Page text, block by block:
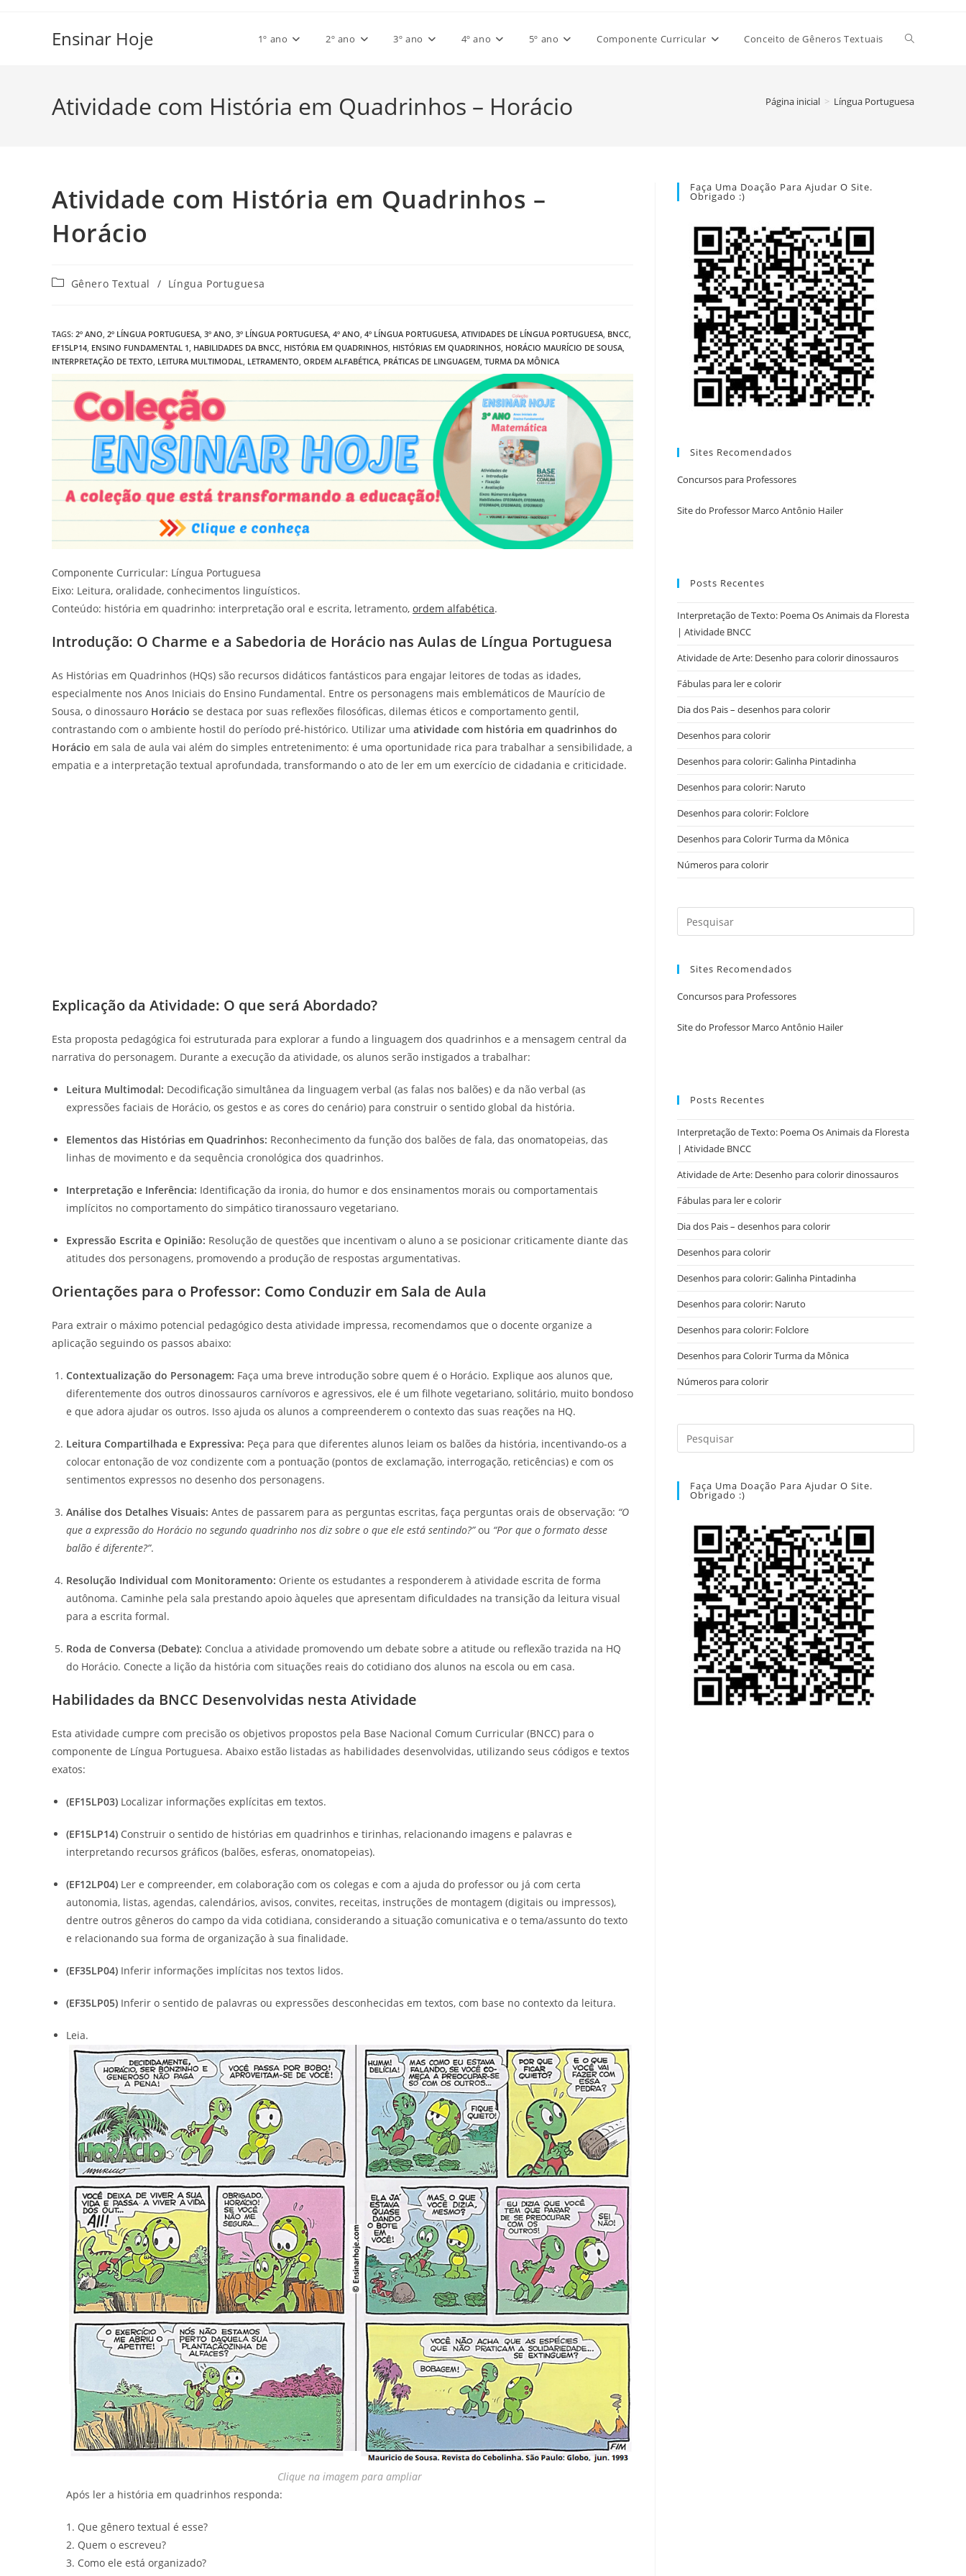
Ensinar Hoje 1º ano 2º ano 3º ano 4º ano 5º ano Componente Curricular Conceito de Gêneros Textuais Alternar
Atividade com História em Quadrinhos – Horácio Página inicial > Língua Portuguesa
Atividade com História em Quadrinhos –
Horácio
Categoria
Gênero Textual / Língua Portuguesa
TAGS: 2º ANO, 2º LÍNGUA PORTUGUESA, 3º ANO, 3º LÍNGUA PORTUGUESA, 4º ANO, 4º LÍNGUA PORTUGUESA, ATIVIDADES DE LÍNGUA PORTUGUESA, BNCC,
EF15LP14, ENSINO FUNDAMENTAL 1, HABILIDADES DA BNCC, HISTÓRIA EM QUADRINHOS, HISTÓRIAS EM QUADRINHOS, HORÁCIO MAURÍCIO DE SOUSA,
INTERPRETAÇÃO DE TEXTO, LEITURA MULTIMODAL, LETRAMENTO, ORDEM ALFABÉTICA, PRÁTICAS DE LINGUAGEM, TURMA DA MÔNICA
Componente Curricular: Língua Portuguesa
Eixo: Leitura, oralidade, conhecimentos linguísticos.
Conteúdo: história em quadrinho: interpretação oral e escrita, letramento, ordem alfabética.
Introdução: O Charme e a Sabedoria de Horácio nas Aulas de Língua Portuguesa
As Histórias em Quadrinhos (HQs) são recursos didáticos fantásticos para engajar leitores de todas as idades,
especialmente nos Anos Iniciais do Ensino Fundamental. Entre os personagens mais emblemáticos de Maurício de
Sousa, o dinossauro Horácio se destaca por suas reflexões filosóficas, dilemas éticos e comportamento gentil,
contrastando com o ambiente hostil do período pré-histórico. Utilizar uma atividade com história em quadrinhos do
Horácio em sala de aula vai além do simples entretenimento: é uma oportunidade rica para trabalhar a sensibilidade, a
empatia e a interpretação textual aprofundada, transformando o ato de ler em um exercício de cidadania e criticidade.
Explicação da Atividade: O que será Abordado?
Esta proposta pedagógica foi estruturada para explorar a fundo a linguagem dos quadrinhos e a mensagem central da
narrativa do personagem. Durante a execução da atividade, os alunos serão instigados a trabalhar:
Leitura Multimodal: Decodificação simultânea da linguagem verbal (as falas nos balões) e da não verbal (as
expressões faciais de Horácio, os gestos e as cores do cenário) para construir o sentido global da história.
Elementos das Histórias em Quadrinhos: Reconhecimento da função dos balões de fala, das onomatopeias, das
linhas de movimento e da sequência cronológica dos quadrinhos.
Interpretação e Inferência: Identificação da ironia, do humor e dos ensinamentos morais ou comportamentais
implícitos no comportamento do simpático tiranossauro vegetariano.
Expressão Escrita e Opinião: Resolução de questões que incentivam o aluno a se posicionar criticamente diante das
atitudes dos personagens, promovendo a produção de respostas argumentativas.
Orientações para o Professor: Como Conduzir em Sala de Aula
Para extrair o máximo potencial pedagógico desta atividade impressa, recomendamos que o docente organize a
aplicação seguindo os passos abaixo:
Contextualização do Personagem: Faça uma breve introdução sobre quem é o Horácio. Explique aos alunos que,
diferentemente dos outros dinossauros carnívoros e agressivos, ele é um filhote vegetariano, solitário, muito bondoso
e que adora ajudar os outros. Isso ajuda os alunos a compreenderem o contexto das suas reações na HQ.
Leitura Compartilhada e Expressiva: Peça para que diferentes alunos leiam os balões da história, incentivando-os a
colocar entonação de voz condizente com a pontuação (pontos de exclamação, interrogação, reticências) e com os
sentimentos expressos no desenho dos personagens.
Análise dos Detalhes Visuais: Antes de passarem para as perguntas escritas, faça perguntas orais de observação: “O
que a expressão do Horácio no segundo quadrinho nos diz sobre o que ele está sentindo?”ou “Por que o formato desse
balão é diferente?”.
Resolução Individual com Monitoramento: Oriente os estudantes a responderem à atividade escrita de forma
autônoma. Caminhe pela sala prestando apoio àqueles que apresentam dificuldades na transição da leitura visual
para a escrita formal.
Roda de Conversa (Debate): Conclua a atividade promovendo um debate sobre a atitude ou reflexão trazida na HQ
do Horácio. Conecte a lição da história com situações reais do cotidiano dos alunos na escola ou em casa.
Habilidades da BNCC Desenvolvidas nesta Atividade
Esta atividade cumpre com precisão os objetivos propostos pela Base Nacional Comum Curricular (BNCC) para o
componente de Língua Portuguesa. Abaixo estão listadas as habilidades desenvolvidas, utilizando seus códigos e textos
exatos:
(EF15LP03) Localizar informações explícitas em textos.
(EF15LP14) Construir o sentido de histórias em quadrinhos e tirinhas, relacionando imagens e palavras e
interpretando recursos gráficos (balões, esferas, onomatopeias).
(EF12LP04) Ler e compreender, em colaboração com os colegas e com a ajuda do professor ou já com certa
autonomia, listas, agendas, calendários, avisos, convites, receitas, instruções de montagem (digitais ou impressos),
dentre outros gêneros do campo da vida cotidiana, considerando a situação comunicativa e o tema/assunto do texto
e relacionando sua forma de organização à sua finalidade.
(EF35LP04) Inferir informações implícitas nos textos lidos.
(EF35LP05) Inferir o sentido de palavras ou expressões desconhecidas em textos, com base no contexto da leitura.
Leia.
Clique na imagem para ampliar
Após ler a história em quadrinhos responda:
1. Que gênero textual é esse?
2. Quem o escreveu?
3. Como ele está organizado?
Faça Uma Doação Para Ajudar O Site.
Obrigado :)
Sites Recomendados
Concursos para Professores
Site do Professor Marco Antônio Hailer
Posts Recentes
Interpretação de Texto: Poema Os Animais da Floresta
| Atividade BNCC
Atividade de Arte: Desenho para colorir dinossauros
Fábulas para ler e colorir
Dia dos Pais – desenhos para colorir
Desenhos para colorir
Desenhos para colorir: Galinha Pintadinha
Desenhos para colorir: Naruto
Desenhos para colorir: Folclore
Desenhos para Colorir Turma da Mônica
Números para colorir
Sites Recomendados
Concursos para Professores
Site do Professor Marco Antônio Hailer
Posts Recentes
Interpretação de Texto: Poema Os Animais da Floresta
| Atividade BNCC
Atividade de Arte: Desenho para colorir dinossauros
Fábulas para ler e colorir
Dia dos Pais – desenhos para colorir
Desenhos para colorir
Desenhos para colorir: Galinha Pintadinha
Desenhos para colorir: Naruto
Desenhos para colorir: Folclore
Desenhos para Colorir Turma da Mônica
Números para colorir
Faça Uma Doação Para Ajudar O Site.
Obrigado :)